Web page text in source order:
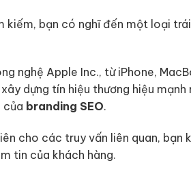
kiếm, bạn có nghĩ đến một loại
nghệ Apple Inc., từ iPhone,
dựng tín hiệu thương hiệu mạnh
của branding SEO.
cho các truy vấn liên quan, bạn
tin của khách hàng.